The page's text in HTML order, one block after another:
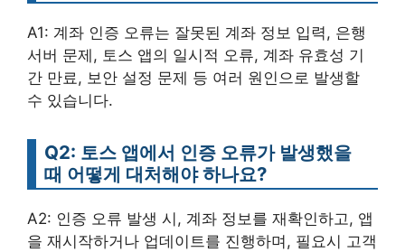
A1: 계좌 인증 오류는 잘못된 계좌 정보 입력, 은행
서버 문제, 토스 앱의 일시적 오류, 계좌 유효성 기
간 만료, 보안 설정 문제 등 여러 원인으로 발생할
수 있습니다.
Q2: 토스 앱에서 인증 오류가 발생했을
때 어떻게 대처해야 하나요?
A2: 인증 오류 발생 시, 계좌 정보를 재확인하고, 앱
을 재시작하거나 업데이트를 진행하며, 필요시 고객